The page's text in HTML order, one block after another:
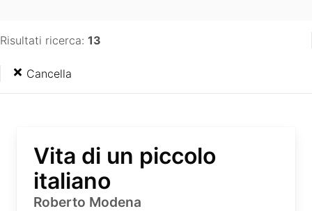
Risultati ricerca: 13
Cancella
Vita di un piccolo
italiano
Roberto Modena